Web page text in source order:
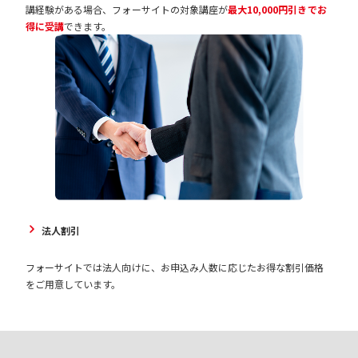
講経験がある場合、フォーサイトの対象講座が最大10,000円引きでお
得に受講できます。
法人割引
フォーサイトでは法人向けに、お申込み人数に応じたお得な割引価格
をご用意しています。